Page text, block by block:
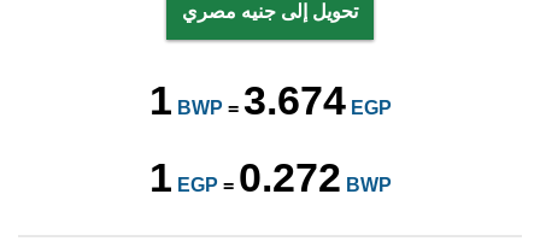
تحويل إلى جنيه مصري
1 BWP = 3.674 EGP
1 EGP = 0.272 BWP